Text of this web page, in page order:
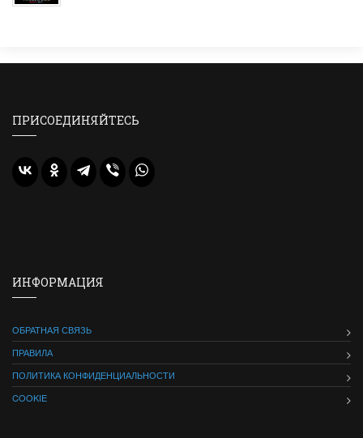
ПРИСОЕДИНЯЙТЕСЬ
ИНФОРМАЦИЯ
ОБРАТНАЯ СВЯЗЬ
ПРАВИЛА
ПОЛИТИКА КОНФИДЕНЦИАЛЬНОСТИ
COOKIE